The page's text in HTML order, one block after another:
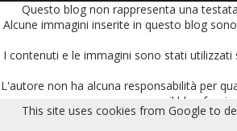
Questo blog non rappresenta una
Alcune immagini inserite in questo blog
I contenuti e le immagini sono stati
L'autore non ha alcuna responsabilità per
il blog
L'autore del sito non ha alcuna
This site uses cookies from Google to